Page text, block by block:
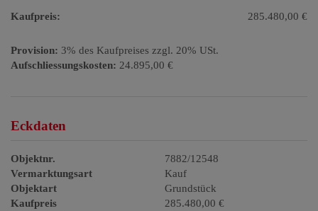
Kaufpreis: 285.480,00 €
Provision: 3% des Kaufpreises zzgl. 20% USt.
Aufschliessungskosten: 24.895,00 €
Eckdaten
Objektnr.
7882/12548
Vermarktungsart
Kauf
Objektart
Grundstück
Kaufpreis
285.480,00 €